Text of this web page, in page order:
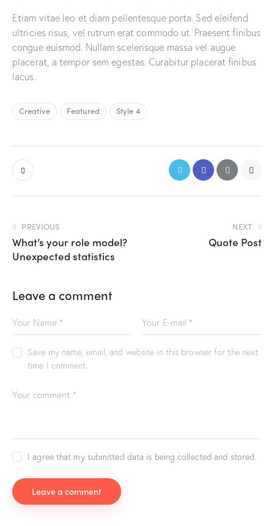
Etiam vitae leo et diam pellentesque porta. Sed eleifend
ultricies risus, vel rutrum erat commodo ut. Praesent finibus
congue euismod. Nullam scelerisque massa vel augue
placerat, a tempor sem egestas. Curabitur placerat finibus
lacus.
Creative Featured Style 4
PREVIOUS
What’s your role model?
Unexpected statistics
NEXT
Quote Post
Leave a comment
Save my name, email, and website in this browser for the next
time I comment.
I agree that my submitted data is being collected and stored.